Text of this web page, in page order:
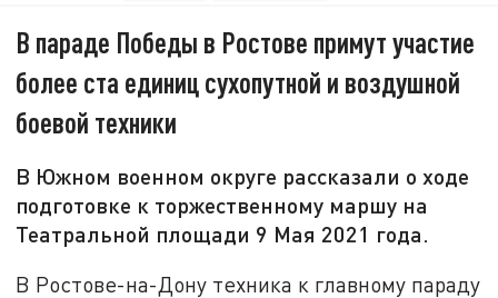
В параде Победы в Ростове примут участие
более ста единиц сухопутной и воздушной
боевой техники
В Южном военном округе рассказали о ходе
подготовке к торжественному маршу на
Театральной площади 9 Мая 2021 года.
В Ростове-на-Дону техника к главному параду